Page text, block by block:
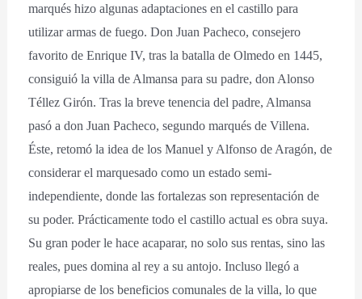
marqués hizo algunas adaptaciones en el castillo para
utilizar armas de fuego. Don Juan Pacheco, consejero
favorito de Enrique IV, tras la batalla de Olmedo en 1445,
consiguió la villa de Almansa para su padre, don Alonso
Téllez Girón. Tras la breve tenencia del padre, Almansa
pasó a don Juan Pacheco, segundo marqués de Villena.
Éste, retomó la idea de los Manuel y Alfonso de Aragón, de
considerar el marquesado como un estado semi-
independiente, donde las fortalezas son representación de
su poder. Prácticamente todo el castillo actual es obra suya.
Su gran poder le hace acaparar, no solo sus rentas, sino las
reales, pues domina al rey a su antojo. Incluso llegó a
apropiarse de los beneficios comunales de la villa, lo que